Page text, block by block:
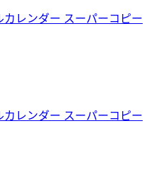
レンダー スーパーコピー
レンダー スーパーコピー